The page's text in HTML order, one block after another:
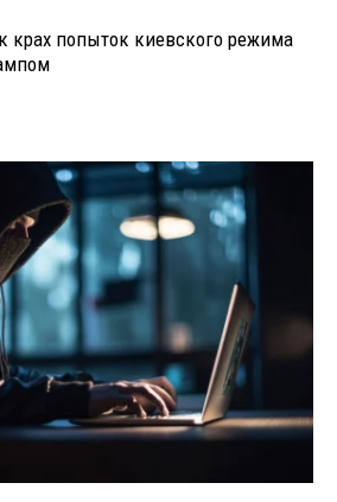
крах попыток киевского режима